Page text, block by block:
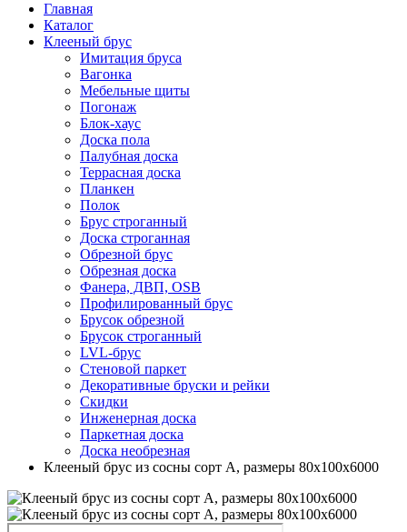
Главная
Каталог
Клееный брус
Имитация бруса
Вагонка
Мебельные щиты
Погонаж
Блок-хаус
Доска пола
Палубная доска
Террасная доска
Планкен
Полок
Брус строганный
Доска строганная
Обрезной брус
Обрезная доска
Фанера, ДВП, OSB
Профилированный брус
Брусок обрезной
Брусок строганный
LVL-брус
Стеновой паркет
Декоративные бруски и рейки
Скидки
Инженерная доска
Паркетная доска
Доска необрезная
Клееный брус из сосны сорт А, размеры 80х100х6000